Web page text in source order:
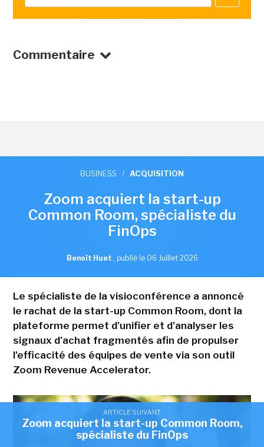
Commentaire
ARTICLE SUIVANT
Zoom acquiert la start-up Common Room,
spécialiste du FinOps
BUSINESS / ACQUISITION
Zoom acquiert la start-up
Common Room, spécialiste du
FinOps
Benoît Huet , publié le 06 Juillet 2026
Le spécialiste de la visioconférence a annoncé
le rachat de la start-up Common Room, dont la
plateforme permet d'unifier et d'analyser les
signaux d'achat fragmentés afin de propulser
l'efficacité des équipes de vente via son outil
Zoom Revenue Accelerator.